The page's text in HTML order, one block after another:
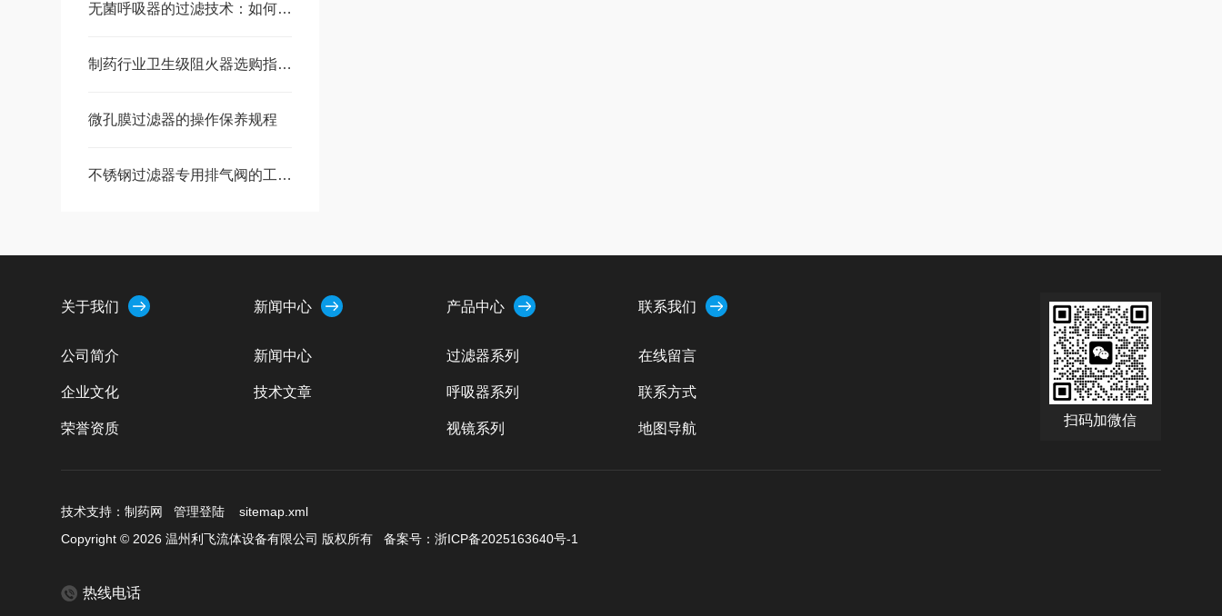
无菌呼吸器的过滤技术：如何有效阻隔病菌？
制药行业卫生级阻火器选购指南：符合 GMP 标准是基础
微孔膜过滤器的操作保养规程
不锈钢过滤器专用排气阀的工作原理与使用说明
关于我们
公司简介
企业文化
荣誉资质
新闻中心
新闻中心
技术文章
产品中心
过滤器系列
呼吸器系列
视镜系列
阀门系列
联系我们
在线留言
联系方式
地图导航
扫码加微信
技术支持：制药网 管理登陆
sitemap.xml
Copyright © 2026 温州利飞流体设备有限公司 版权所有备案号：浙ICP备2025163640号-1
热线电话